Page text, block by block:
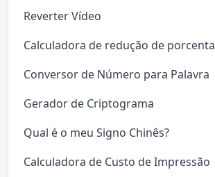
Reverter Vídeo
Calculadora de redução de
Conversor de Número para Palavra
Gerador de Criptograma
Qual é o meu Signo Chinês?
Calculadora de Custo de Impressão